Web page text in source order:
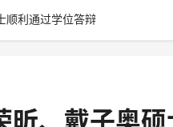
顺利通过学位答辩